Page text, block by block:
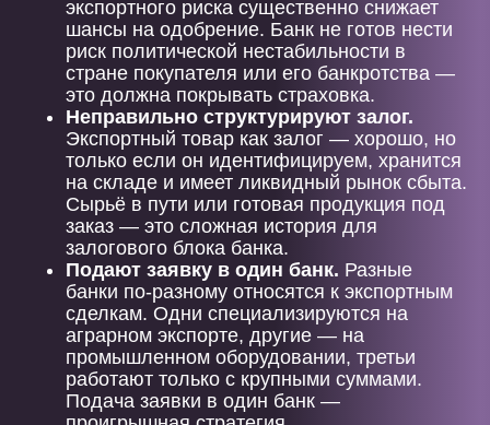
экспортного риска существенно снижает
шансы на одобрение. Банк не готов нести
риск политической нестабильности в
стране покупателя или его банкротства —
это должна покрывать страховка.
Неправильно структурируют залог.
Экспортный товар как залог — хорошо, но
только если он идентифицируем, хранится
на складе и имеет ликвидный рынок сбыта.
Сырьё в пути или готовая продукция под
заказ — это сложная история для
залогового блока банка.
Подают заявку в один банк. Разные
банки по-разному относятся к экспортным
сделкам. Одни специализируются на
аграрном экспорте, другие — на
промышленном оборудовании, третьи
работают только с крупными суммами.
Подача заявки в один банк —